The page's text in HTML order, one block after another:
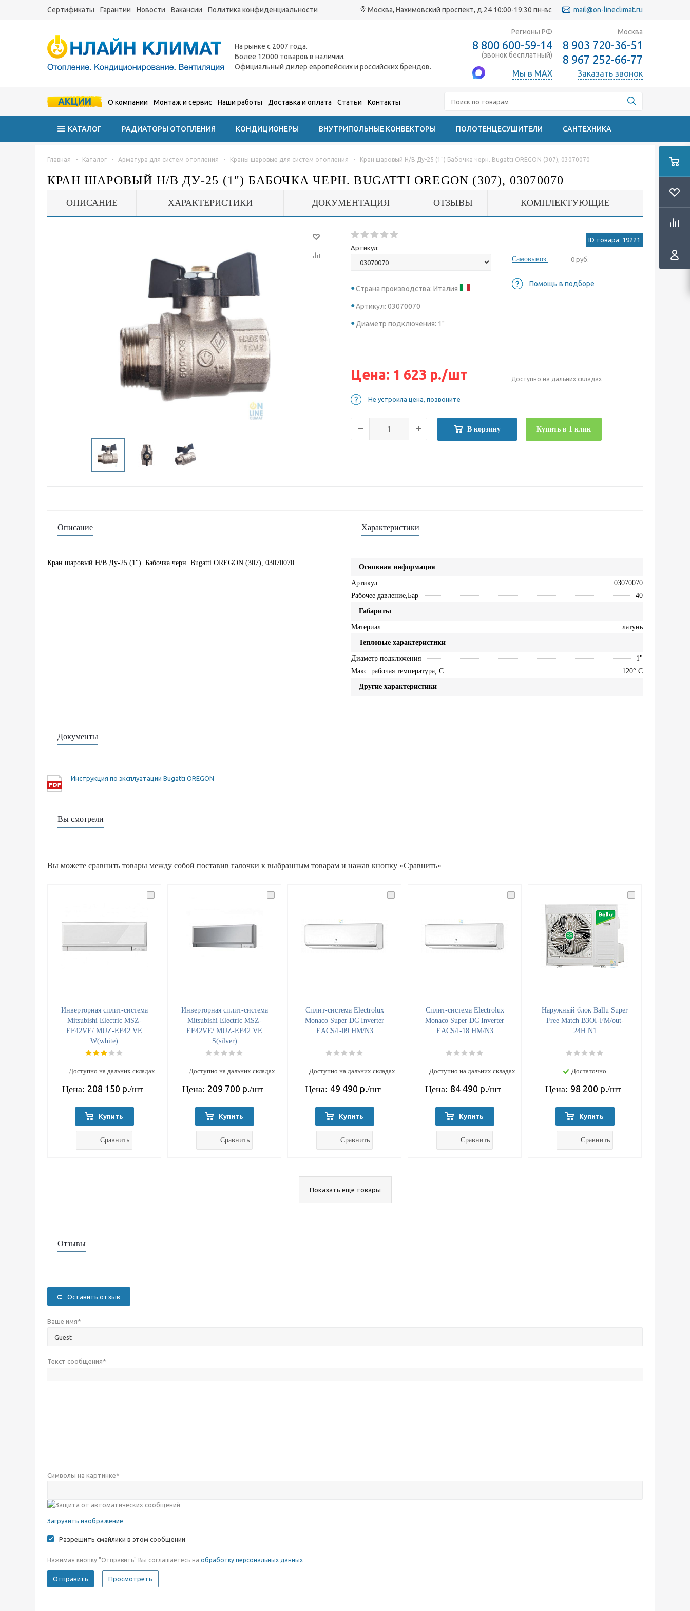
Сертификаты Гарантии Новости Вакансии Политика конфиденциальности Москва, Нахимовский проспект, д.24 10:00-19:30 пн-вс mail@on-lineclimat.ru
На рынке с 2007 года.
Более 12000 товаров в наличии.
Официальный дилер европейских и российских брендов.
Регионы РФ
8 800 600-59-14
(звонок бесплатный)
Мы в MAX
Москва
8 903 720-36-51
8 967 252-66-77
Заказать звонок
АКЦИИ О компании Монтаж и сервис Наши работы Доставка и оплата Статьи Контакты
КАТАЛОГ РАДИАТОРЫ ОТОПЛЕНИЯ КОНДИЦИОНЕРЫ ВНУТРИПОЛЬНЫЕ КОНВЕКТОРЫ ПОЛОТЕНЦЕСУШИТЕЛИ САНТЕХНИКА
Главная - Каталог - Арматура для систем отопления - Краны шаровые для систем отопления - Кран шаровый Н/В Ду-25 (1") Бабочка черн. Bugatti OREGON (307), 03070070
КРАН ШАРОВЫЙ Н/В ДУ-25 (1") БАБОЧКА ЧЕРН. BUGATTI OREGON (307), 03070070
ОПИСАНИЕ ХАРАКТЕРИСТИКИ ДОКУМЕНТАЦИЯ ОТЗЫВЫ КОМПЛЕКТУЮЩИЕ
Артикул:
Страна производства: Италия
Артикул: 03070070
Диаметр подключения: 1"
ID товара: 19221
Самовывоз: 0 руб.
Помощь в подборе
Цена: 1 623 р./шт Доступно на дальних складах
Не устроила цена, позвоните
В корзину Купить в 1 клик
Описание
Кран шаровый Н/В Ду-25 (1") Бабочка черн. Bugatti OREGON (307), 03070070
Характеристики
Основная информация
Артикул
03070070
Рабочее давление,Бар
40
Габариты
Материал
латунь
Тепловые характеристики
Диаметр подключения
1"
Макс. рабочая температура, C
120° С
Другие характеристики
Документы
Инструкция по эксплуатации Bugatti OREGON
Вы смотрели
Вы можете сравнить товары между собой поставив галочки к выбранным товарам и нажав кнопку «Сравнить»
Инверторная сплит-система
Mitsubishi Electric MSZ-
EF42VE/ MUZ-EF42 VE
W(white)
Доступно на дальних складах
Цена: 208 150 р./шт
Купить
Сравнить
Инверторная сплит-система
Mitsubishi Electric MSZ-
EF42VE/ MUZ-EF42 VE
S(silver)
Доступно на дальних складах
Цена: 209 700 р./шт
Купить
Сравнить
Cплит-система Electrolux
Monaco Super DC Inverter
EACS/I-09 HM/N3
Доступно на дальних складах
Цена: 49 490 р./шт
Купить
Сравнить
Cплит-система Electrolux
Monaco Super DC Inverter
EACS/I-18 HM/N3
Доступно на дальних складах
Цена: 84 490 р./шт
Купить
Сравнить
Наружный блок Ballu Super
Free Match B3OI-FM/out-
24H N1
Достаточно
Цена: 98 200 р./шт
Купить
Сравнить
Показать еще товары
Отзывы
Оставить отзыв
Ваше имя*
Текст сообщения*
Символы на картинке*
Загрузить изображение
Разрешить смайлики в этом сообщении
Нажимая кнопку "Отправить" Вы соглашаетесь на обработку персональных данных